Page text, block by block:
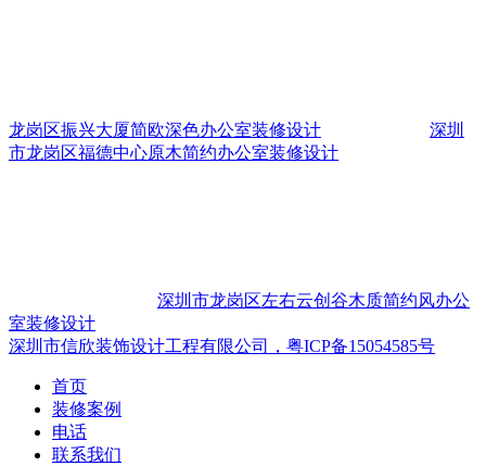
龙岗区振兴大厦简欧深色办公室装修设计
深圳
市龙岗区福德中心原木简约办公室装修设计
深圳市龙岗区左右云创谷木质简约风办公
室装修设计
深圳市信欣装饰设计工程有限公司，粤ICP备15054585号
首页
装修案例
电话
联系我们